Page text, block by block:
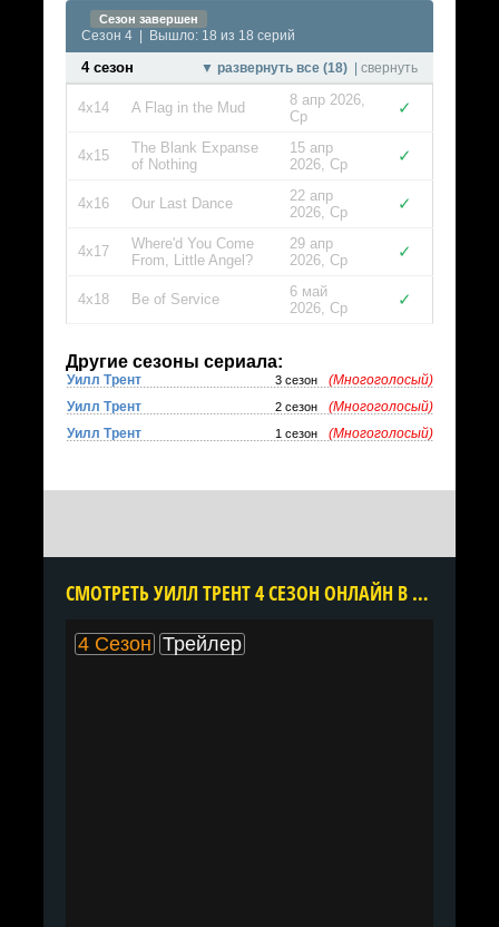
Сезон завершен
Сезон 4 | Вышло: 18 из 18 серий
4 сезон ▼ развернуть все (18) | свернуть
4x14 A Flag in the Mud
8 апр 2026,
Ср
✓
4x15
The Blank Expanse
of Nothing
15 апр
2026, Ср
✓
4x16 Our Last Dance
22 апр
2026, Ср
✓
4x17
Where'd You Come
From, Little Angel?
29 апр
2026, Ср
✓
4x18 Be of Service
6 май
2026, Ср
✓
Другие сезоны сериала:
Уилл Трент 3 сезон
(Многоголосый)
Уилл Трент
2 сезон
(Многоголосый)
Уилл Трент
1 сезон (Многоголосый)
CМОТРЕТЬ УИЛЛ ТРЕНТ 4 СЕЗОН ОНЛАЙН В ХОРОШЕМ КАЧЕСТВЕ ВСЕ СЕРИИ ПОДРЯД БЕСПЛАТНО
4 Сезон Трейлер